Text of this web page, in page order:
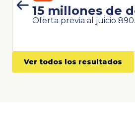
15 millones de
Oferta previa al juicio
Ver todos los resultados